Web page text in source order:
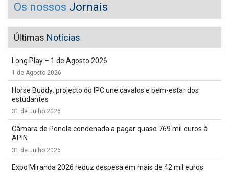
Os nossos Jornais
Últimas Notícias
Long Play – 1 de Agosto 2026
1 de Agosto 2026
Horse Buddy: projecto do IPC une cavalos e bem-estar dos
estudantes
31 de Julho 2026
Câmara de Penela condenada a pagar quase 769 mil euros à
APIN
31 de Julho 2026
Expo Miranda 2026 reduz despesa em mais de 42 mil euros